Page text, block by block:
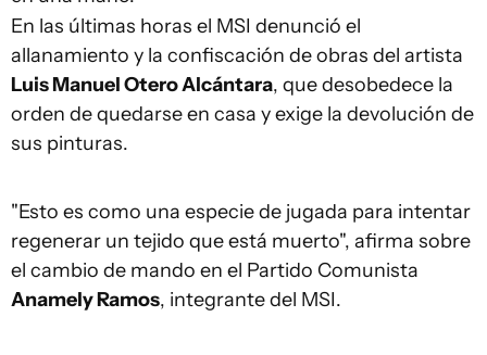
En las últimas horas el MSI denunció el
allanamiento y la confiscación de obras del artista
Luis Manuel Otero Alcántara, que desobedece la
orden de quedarse en casa y exige la devolución de
sus pinturas.
"Esto es como una especie de jugada para intentar
regenerar un tejido que está muerto", afirma sobre
el cambio de mando en el Partido Comunista
Anamely Ramos, integrante del MSI.